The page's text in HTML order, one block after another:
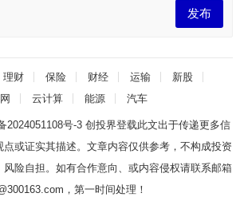
发布
理财 保险 财经 运输
新股
云计算 能源 汽车
2024051108号-3 创投界登载此文出于传递更多信
或证实其描述。文章内容仅供参考，不构成投资
险自担。如有合作意向、或内容侵权请联系邮箱
，第一时间处理！